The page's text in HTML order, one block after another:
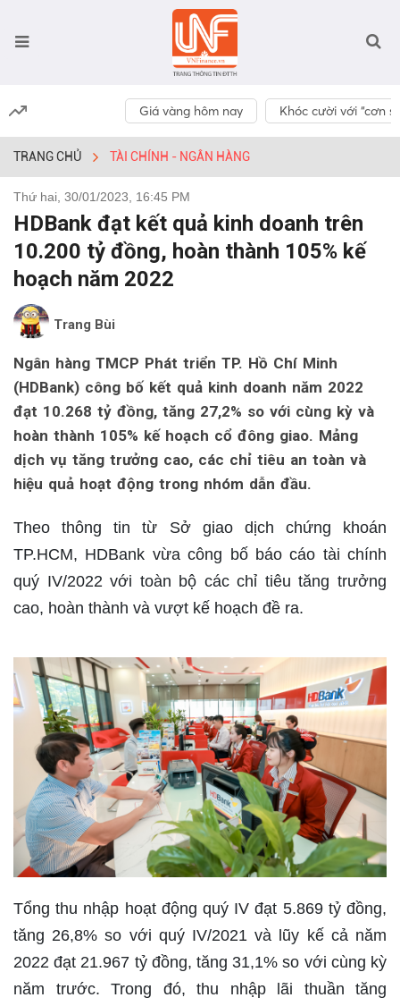
Giá vàng hôm nay Khóc cười với “cơn
TRANG CHỦ TÀI CHÍNH - NGÂN HÀNG
Thứ hai, 30/01/2023, 16:45 PM
HDBank đạt kết quả kinh doanh trên
10.200 tỷ đồng, hoàn thành 105% kế
hoạch năm 2022
Trang Bùi
Ngân hàng TMCP Phát triển TP. Hồ Chí Minh
(HDBank) công bố kết quả kinh doanh năm 2022
đạt 10.268 tỷ đồng, tăng 27,2% so với cùng kỳ và
hoàn thành 105% kế hoạch cổ đông giao. Mảng
dịch vụ tăng trưởng cao, các chỉ tiêu an toàn và
hiệu quả hoạt động trong nhóm dẫn đầu.
Theo thông tin từ Sở giao dịch chứng khoán
TP.HCM, HDBank vừa công bố báo cáo tài chính
quý IV/2022 với toàn bộ các chỉ tiêu tăng trưởng
cao, hoàn thành và vượt kế hoạch đề ra.
Tổng thu nhập hoạt động quý IV đạt 5.869 tỷ đồng,
tăng 26,8% so với quý IV/2021 và lũy kế cả năm
2022 đạt 21.967 tỷ đồng, tăng 31,1% so với cùng kỳ
năm trước. Trong đó, thu nhập lãi thuần tăng